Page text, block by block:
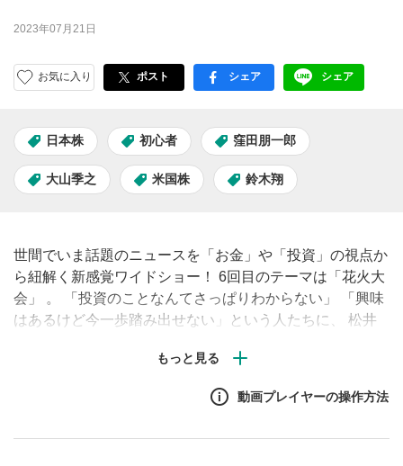
2023年07月21日
お気に入り ポスト facebook
シェア LINE
シェア
日本株 初心者 窪田朋一郎
大山季之 米国株 鈴木翔
世間でいま話題のニュースを「お金」や「投資」の視点か
ら紐解く新感覚ワイドショー！ 6回目のテーマは「花火大
会」 。 「投資のことなんてさっぱりわからない」 「興味
はあるけど今一歩踏み出せない」という人たちに、 松井
動画プレイヤーの操作方法